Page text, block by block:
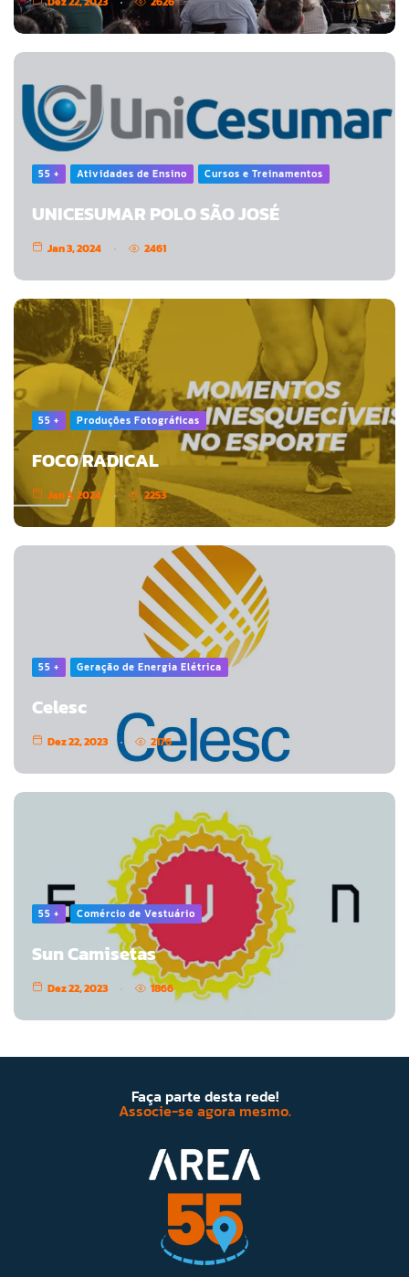
55 + Atividades de Ensino Cursos e Treinamentos
UNICESUMAR POLO SÃO JOSÉ
Jan 3, 2024 2461
55 + Produções Fotográficas
FOCO RADICAL
Jan 3, 2024 2253
55 + Geração de Energia Elétrica
Celesc
Dez 22, 2023 2176
55 + Comércio de Vestuário
Sun Camisetas
Dez 22, 2023 1866
Faça parte desta rede!
Associe-se agora mesmo.